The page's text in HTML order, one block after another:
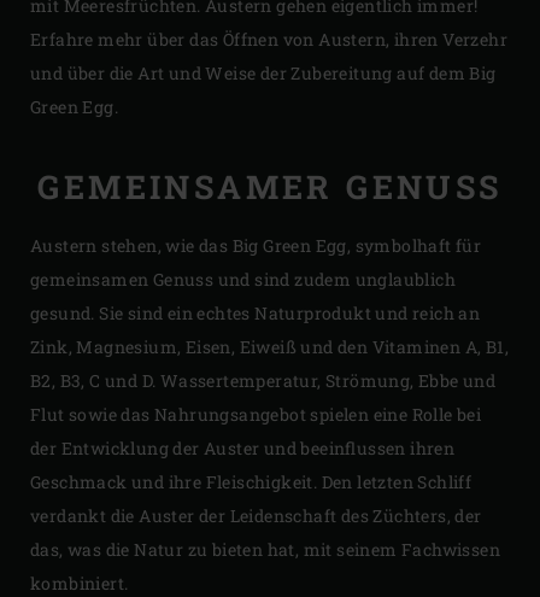
mit Meeresfrüchten. Austern gehen eigentlich immer!
Erfahre mehr über das Öffnen von Austern, ihren Verzehr
und über die Art und Weise der Zubereitung auf dem Big
Green Egg.
GEMEINSAMER GENUSS
Austern stehen, wie das Big Green Egg, symbolhaft für
gemeinsamen Genuss und sind zudem unglaublich
gesund. Sie sind ein echtes Naturprodukt und reich an
Zink, Magnesium, Eisen, Eiweiß und den Vitaminen A, B1,
B2, B3, C und D. Wassertemperatur, Strömung, Ebbe und
Flut sowie das Nahrungsangebot spielen eine Rolle bei
der Entwicklung der Auster und beeinflussen ihren
Geschmack und ihre Fleischigkeit. Den letzten Schliff
verdankt die Auster der Leidenschaft des Züchters, der
das, was die Natur zu bieten hat, mit seinem Fachwissen
kombiniert.